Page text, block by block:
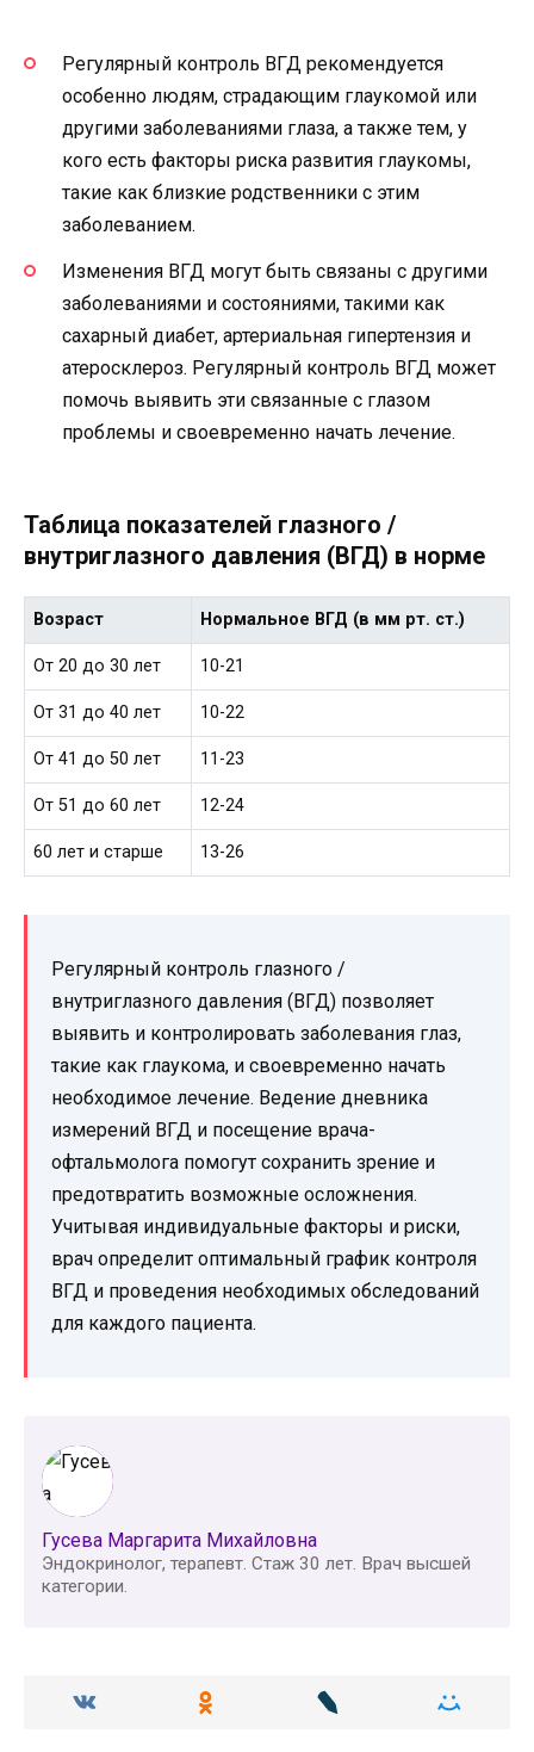
Регулярный контроль ВГД рекомендуется
особенно людям, страдающим глаукомой или
другими заболеваниями глаза, а также тем, у
кого есть факторы риска развития глаукомы,
такие как близкие родственники с этим
заболеванием.
Изменения ВГД могут быть связаны с другими
заболеваниями и состояниями, такими как
сахарный диабет, артериальная гипертензия и
атеросклероз. Регулярный контроль ВГД может
помочь выявить эти связанные с глазом
проблемы и своевременно начать лечение.
Таблица показателей глазного /
внутриглазного давления (ВГД) в норме
Возраст Нормальное ВГД (в мм рт. ст.)
От 20 до 30 лет 10-21
От 31 до 40 лет 10-22
От 41 до 50 лет 11-23
От 51 до 60 лет 12-24
60 лет и старше 13-26
Регулярный контроль глазного /
внутриглазного давления (ВГД) позволяет
выявить и контролировать заболевания глаз,
такие как глаукома, и своевременно начать
необходимое лечение. Ведение дневника
измерений ВГД и посещение врача-
офтальмолога помогут сохранить зрение и
предотвратить возможные осложнения.
Учитывая индивидуальные факторы и риски,
врач определит оптимальный график контроля
ВГД и проведения необходимых обследований
для каждого пациента.
Гусева Маргарита Михайловна
Эндокринолог, терапевт. Стаж 30 лет. Врач высшей
категории.